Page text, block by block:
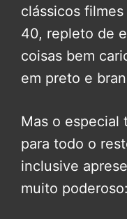
clássicos
40, repleto de
coisas bem
em preto e
Mas o especial
para todo o
inclusive
muito